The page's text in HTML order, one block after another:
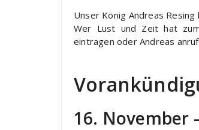
Unser König Andreas
Wer Lust und Zeit hat
eintragen oder Andreas
16. November